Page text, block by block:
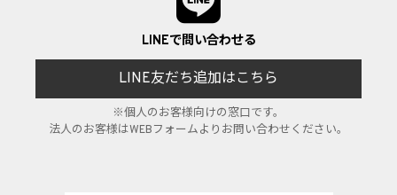
LINEで問い合わせる
LINE友だち追加はこちら
※個人のお客様向けの窓口です。
法人のお客様はWEBフォームよりお問い合わせください。